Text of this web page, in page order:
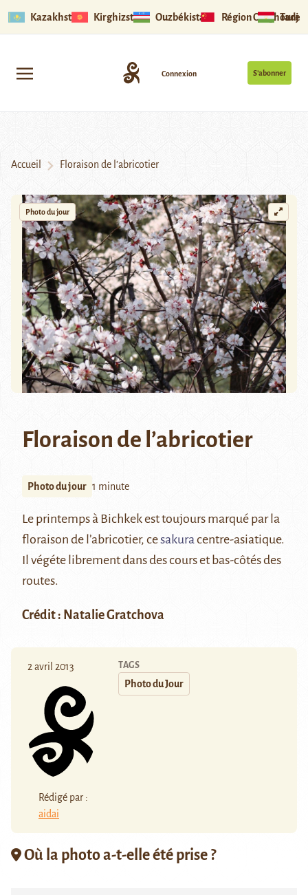
Kazakhstan Kirghizstan Ouzbékistan Région Ouïghoure
S’abonner
Connexion
Accueil Floraison de l’abricotier
Photo du jour
Floraison de l’abricotier
Photo du jour 1 minute
Le printemps à Bichkek est toujours marqué par la
floraison de l’abricotier, cesakura centre-asiatique.
Il végéte librement dans des cours et bas-côtés des
routes.
Crédit : Natalie Gratchova
2 avril 2013
Rédigé par :
aidai
TAGS
Photo du Jour
Où la photo a-t-elle été prise ?